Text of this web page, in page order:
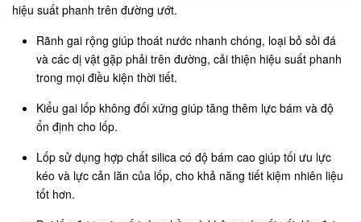
hiệu suất phanh trên đường ướt.
Rãnh gai rộng giúp thoát nước nhanh chóng, loại bỏ sỏi đá
và các dị vật gặp phải trên đường, cải thiện hiệu suất phanh
trong mọi điều kiện thời tiết.
Kiểu gai lốp không đối xứng giúp tăng thêm lực bám và độ
ổn định cho lốp.
Lốp sử dụng hợp chất silica có độ bám cao giúp tối ưu lực
kéo và lực cản lăn của lốp, cho khả năng tiết kiệm nhiên liệu
tốt hơn.